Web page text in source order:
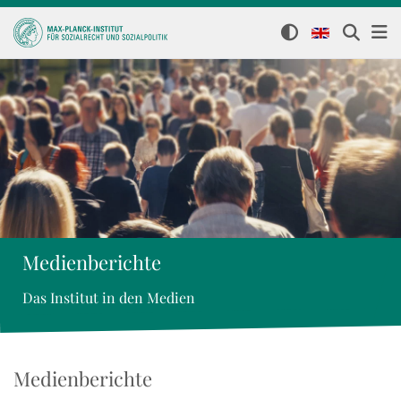
Medienberichte
Das Institut in den Medien
Medienberichte